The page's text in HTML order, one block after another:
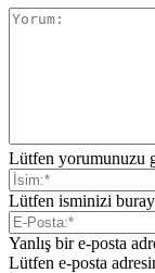
Lütfen yorumunuzu
Lütfen isminizi
Yanlış bir e-posta
Lütfen e-posta